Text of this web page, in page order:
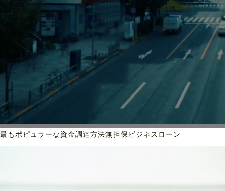
最もポピュラーな資金調達方法無担保ビジネスローン